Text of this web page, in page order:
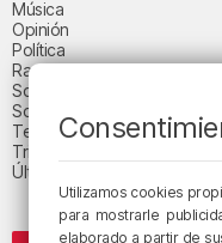
Música
Opinión
Política
Radio Popular-Herri Irratia
Social y religión
Sociedad
Tecnología
Triple B
Última hora
Utilizamos cookies
para mostrarle
elaborado a partir de